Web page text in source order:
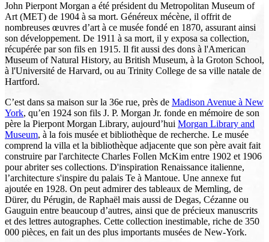
John Pierpont Morgan a été président du Metropolitan Museum of
Art (MET) de 1904 à sa mort. Généreux mécène, il offrit de
nombreuses œuvres d’art à ce musée fondé en 1870, assurant ainsi
son développement. De 1911 à sa mort, il y exposa sa collection,
récupérée par son fils en 1915. Il fit aussi des dons à l'American
Museum of Natural History, au British Museum, à la Groton School,
à l'Université de Harvard, ou au Trinity College de sa ville natale de
Hartford.
C’est dans sa maison sur la 36e rue, près de Madison Avenue à New
York, qu’en 1924 son fils J. P. Morgan Jr. fonde en mémoire de son
père la Pierpont Morgan Library, aujourd’hui Morgan Library and
Museum, à la fois musée et bibliothèque de recherche. Le musée
comprend la villa et la bibliothèque adjacente que son père avait fait
construire par l'architecte Charles Follen McKim entre 1902 et 1906
pour abriter ses collections. D'inspiration Renaissance italienne,
l’architecture s'inspire du palais Te à Mantoue. Une annexe fut
ajoutée en 1928. On peut admirer des tableaux de Memling, de
Dürer, du Pérugin, de Raphaël mais aussi de Degas, Cézanne ou
Gauguin entre beaucoup d’autres, ainsi que de précieux manuscrits
et des lettres autographes. Cette collection inestimable, riche de 350
000 pièces, en fait un des plus importants musées de New-York.